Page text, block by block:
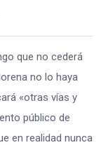
que no cederá
no lo haya
«otras vías y
público de
en realidad nunca